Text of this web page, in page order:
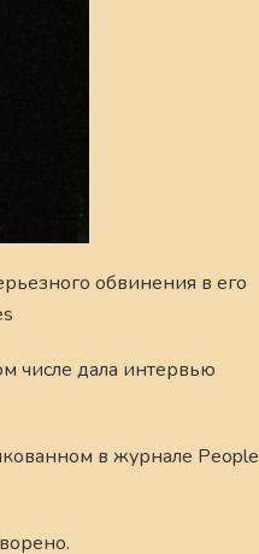
обвинения в его
числе дала интервью
в журнале People